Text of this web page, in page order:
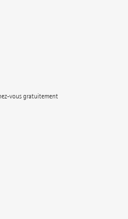
vous gratuitement